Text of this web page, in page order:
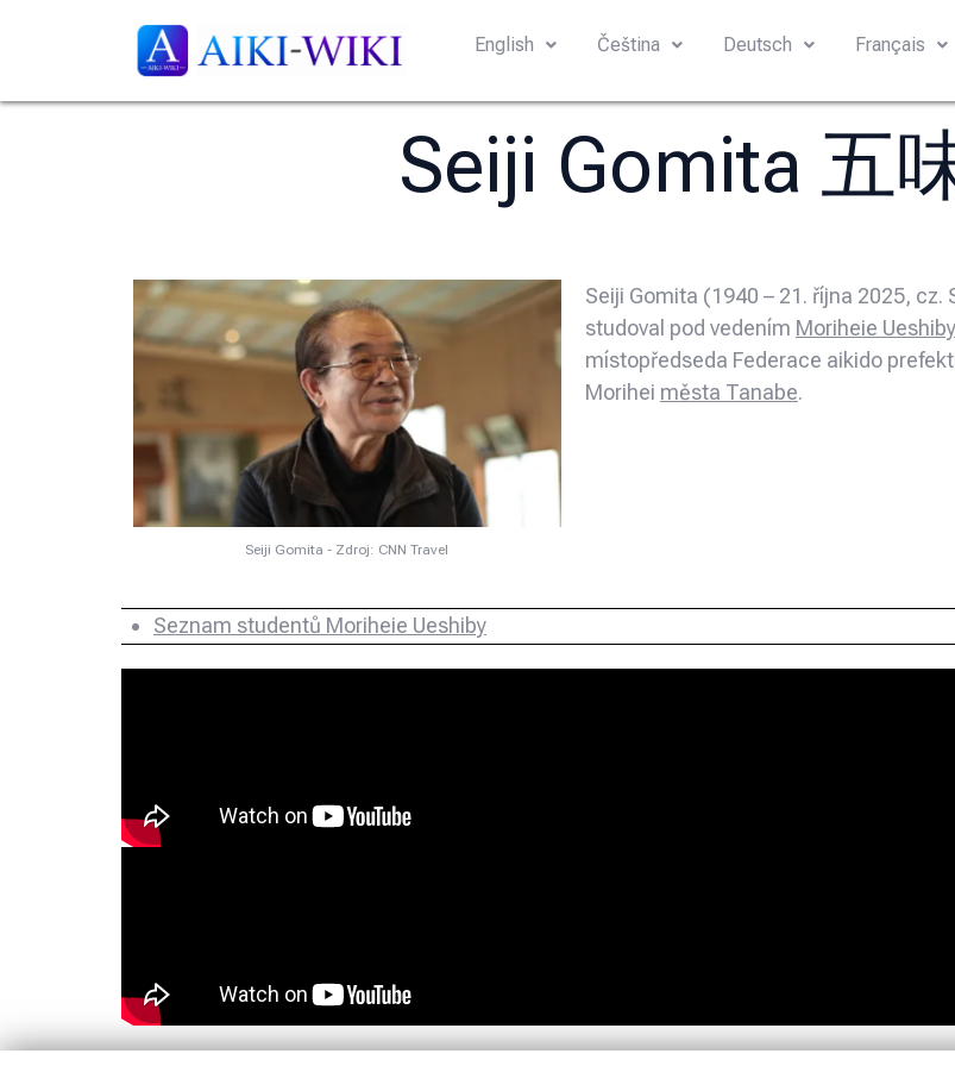
English Čeština Deutsch Français
Seiji Gomita 五
Seiji Gomita - Zdroj: CNN Travel
Seiji Gomita (1940 – 21. října 2025,
studoval pod vedením Moriheie Ueshiby
místopředseda Federace aikido
Morihei města Tanabe.
Seznam studentů Moriheie Ueshiby